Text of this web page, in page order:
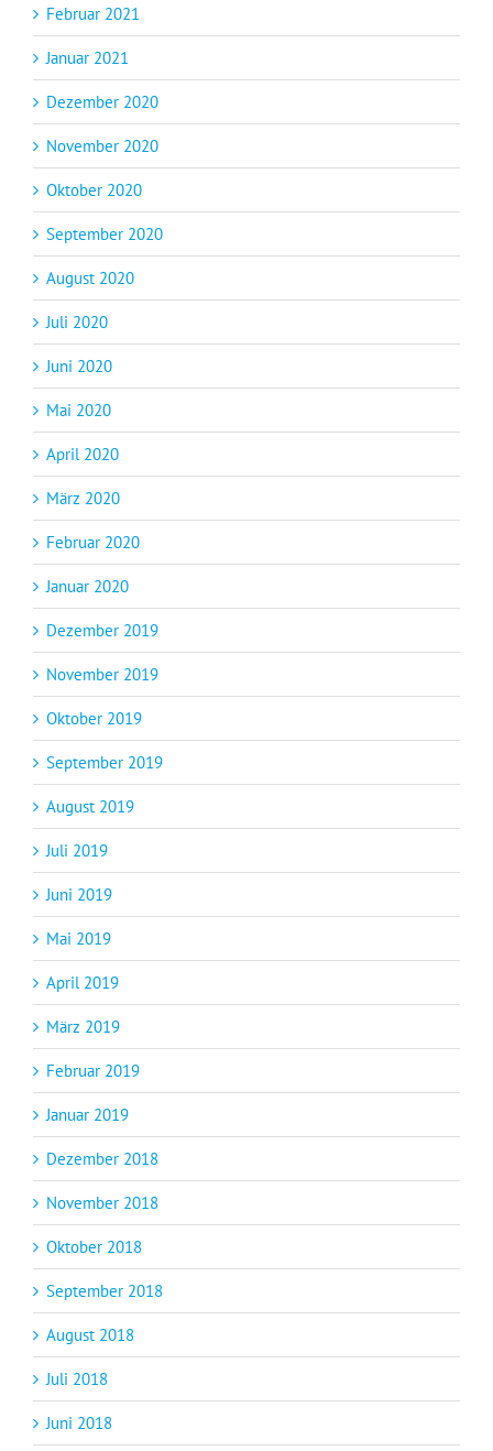
Februar 2021
Januar 2021
Dezember 2020
November 2020
Oktober 2020
September 2020
August 2020
Juli 2020
Juni 2020
Mai 2020
April 2020
März 2020
Februar 2020
Januar 2020
Dezember 2019
November 2019
Oktober 2019
September 2019
August 2019
Juli 2019
Juni 2019
Mai 2019
April 2019
März 2019
Februar 2019
Januar 2019
Dezember 2018
November 2018
Oktober 2018
September 2018
August 2018
Juli 2018
Juni 2018